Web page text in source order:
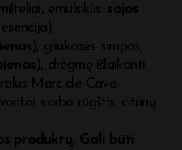
emulsiklis: sojos
), gliukozės sirupas,
), drėgmę išlaikanti
Marc de Cava
sorbo rūgštis, citrinų
produktų. Gali būti